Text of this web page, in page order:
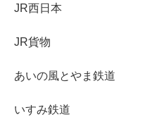
JR西日本
JR貨物
あいの風とやま鉄道
いすみ鉄道